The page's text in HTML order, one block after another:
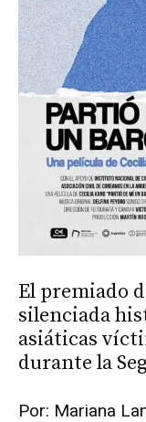
El premiado
silenciada
asiáticas
durante la
Por: Mariana